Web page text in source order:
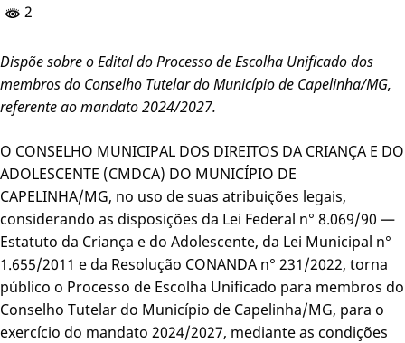
2
Dispõe sobre o Edital do Processo de Escolha Unificado dos
membros do Conselho Tutelar do Município de Capelinha/MG,
referente ao mandato 2024/2027.
O CONSELHO MUNICIPAL DOS DIREITOS DA CRIANÇA E DO
ADOLESCENTE (CMDCA) DO MUNICÍPIO DE
CAPELINHA/MG, no uso de suas atribuições legais,
considerando as disposições da Lei Federal n° 8.069/90 —
Estatuto da Criança e do Adolescente, da Lei Municipal n°
1.655/2011 e da Resolução CONANDA n° 231/2022, torna
público o Processo de Escolha Unificado para membros do
Conselho Tutelar do Município de Capelinha/MG, para o
exercício do mandato 2024/2027, mediante as condições